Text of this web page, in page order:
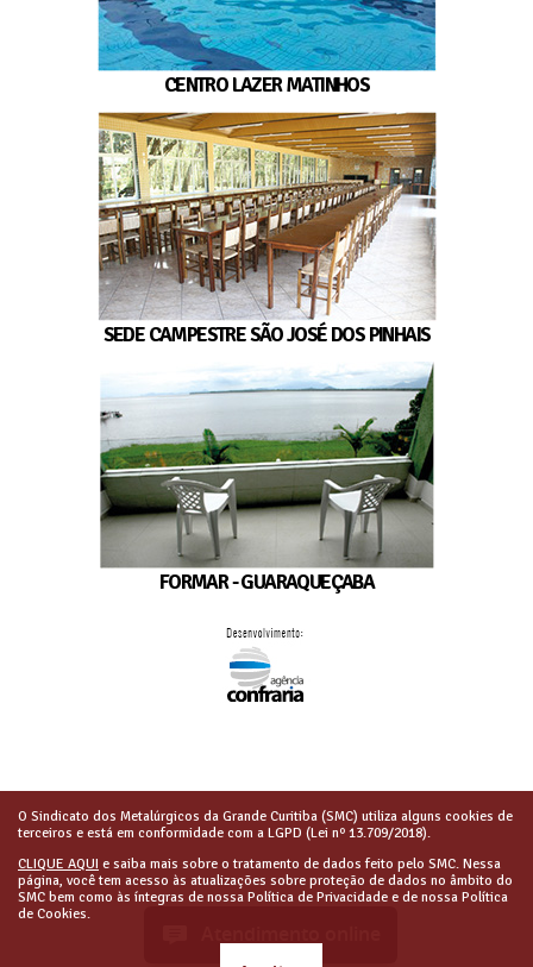
CENTRO LAZER MATINHOS
SEDE CAMPESTRE SÃO JOSÉ DOS PINHAIS
FORMAR - GUARAQUEÇABA
O Sindicato dos Metalúrgicos da Grande Curitiba (SMC) utiliza alguns cookies de
terceiros e está em conformidade com a LGPD (Lei nº 13.709/2018).
CLIQUE AQUI e saiba mais sobre o tratamento de dados feito pelo SMC. Nessa
página, você tem acesso às atualizações sobre proteção de dados no âmbito do
SMC bem como às íntegras de nossa Política de Privacidade e de nossa Política
de Cookies.